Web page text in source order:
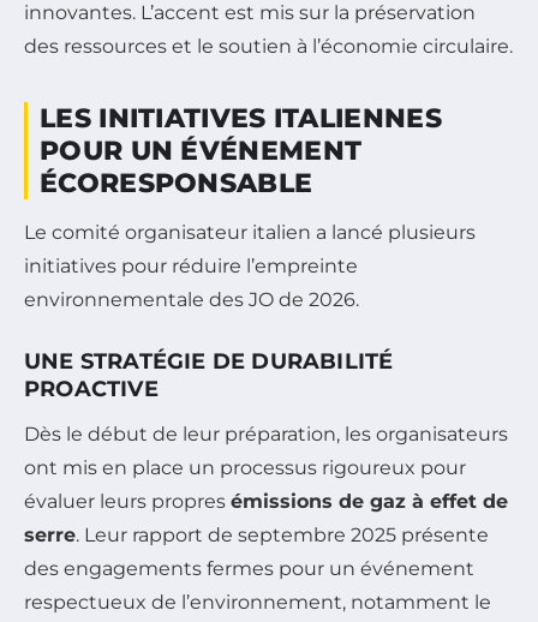
innovantes. L’accent est mis sur la préservation
des ressources et le soutien à l’économie circulaire.
LES INITIATIVES ITALIENNES
POUR UN ÉVÉNEMENT
ÉCORESPONSABLE
Le comité organisateur italien a lancé plusieurs
initiatives pour réduire l’empreinte
environnementale des JO de 2026.
UNE STRATÉGIE DE DURABILITÉ
PROACTIVE
Dès le début de leur préparation, les organisateurs
ont mis en place un processus rigoureux pour
évaluer leurs propres émissions de gaz à effet de
serre. Leur rapport de septembre 2025 présente
des engagements fermes pour un événement
respectueux de l’environnement, notamment le